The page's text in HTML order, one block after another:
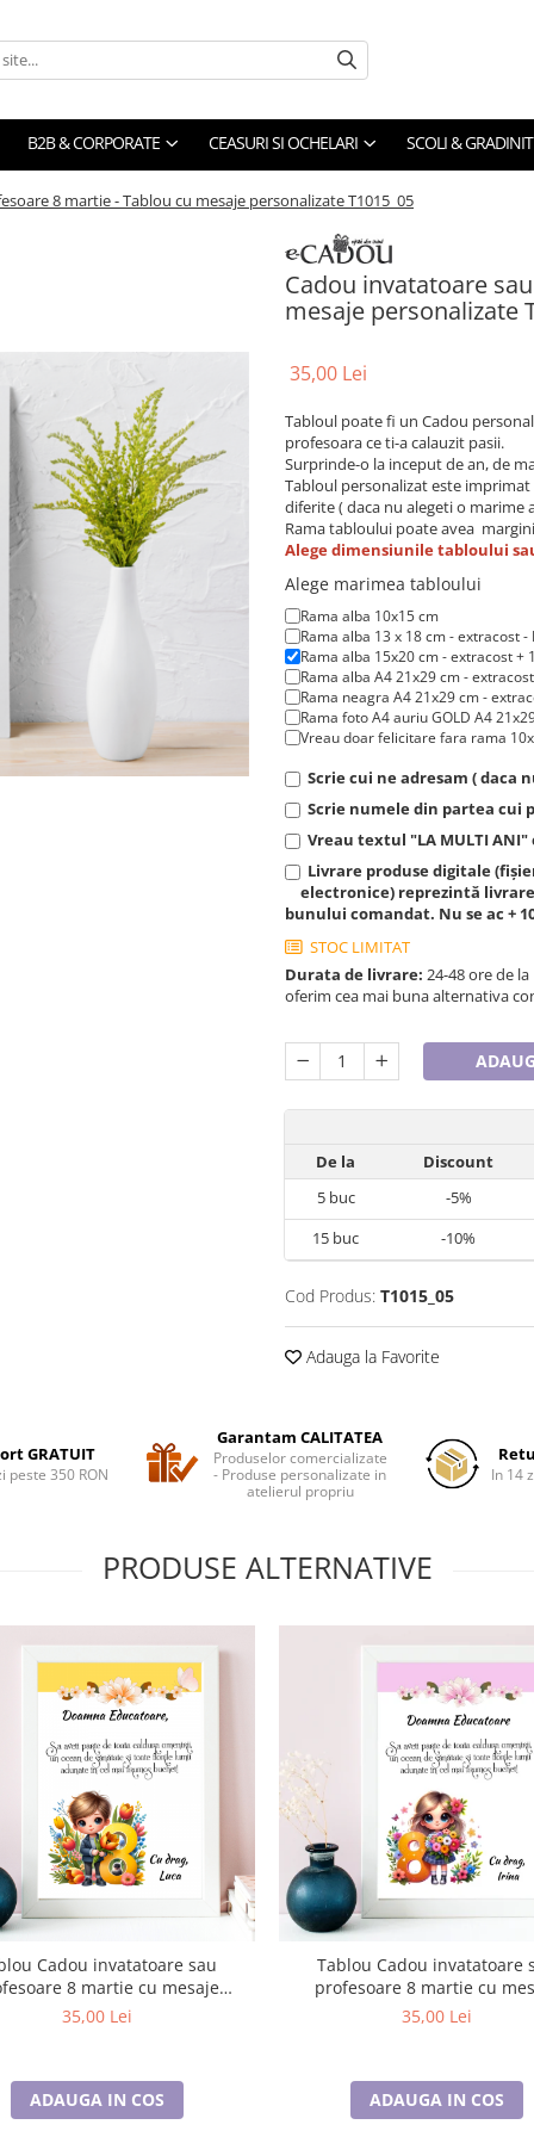
B2B & CORPORATE CEASURI SI OCHELARI SCOLI &
8 martie - Tablou cu mesaje personalizate T1015_05
Cadou invatatoare
mesaje personalizate
35,00 Lei
Tabloul poate fi un Cadou
profesoara ce ti-a calauzit pasii.
Surprinde-o la inceput de an, de
Tabloul personalizat este
diferite ( daca nu alegeti o marime
Rama tabloului poate avea
Alege dimensiunile tabloului
Alege marimea tabloului
Rama alba 10x15 cm
Rama alba 13 x 18 cm - extracost -
Rama alba 15x20 cm - extracost +
Rama alba A4 21x29 cm -
Rama neagra A4 21x29 cm -
Rama foto A4 auriu GOLD A4
Vreau doar felicitare fara rama
Scrie cui ne adresam ( daca
Scrie numele din partea cui
Vreau textul "LA MULTI ANI"
Livrare produse digitale
electronice) reprezintă
bunului comandat. Nu se ac +
STOC LIMITAT
Durata de livrare: 24-48 ore de
oferim cea mai buna alternativa
De la
Discount
5buc
-5%
15 buc -10%
Cod Produs: T1015_05
Adauga la Favorite
GRATUIT
peste 350 RON
Garantam CALITATEA
Produselor comercializate
- Produse personalizate in
atelierul propriu
In 14
PRODUSE ALTERNATIVE
Cadou invatatoare sau
8 martie cu mesaje
personalizate T1016_123
35,00 Lei
ADAUGA IN COS
Tablou Cadou invatatoare
profesoare 8 martie cu
personalizate T1016_121
35,00 Lei
ADAUGA IN COS